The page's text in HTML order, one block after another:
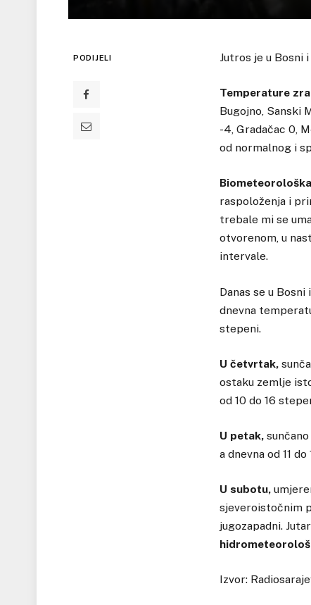
PODIJELI Jutros je u Bosni
Temperature
Bugojno, Sanski
-4, Gradačac 0,
od normalnog i
raspoloženja i
trebale mi se
otvorenom, u
intervale.
Danas se u
dnevna
stepeni.
U četvrtak,
ostaku zemlje
od 10 do 16
U petak,
a dnevna od 11
U subotu,
sjeveroistočnim
jugozapadni.
Izvor: